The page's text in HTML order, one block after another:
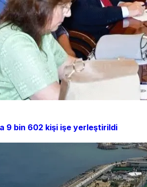
9 bin 602 kişi işe yerleştirildi